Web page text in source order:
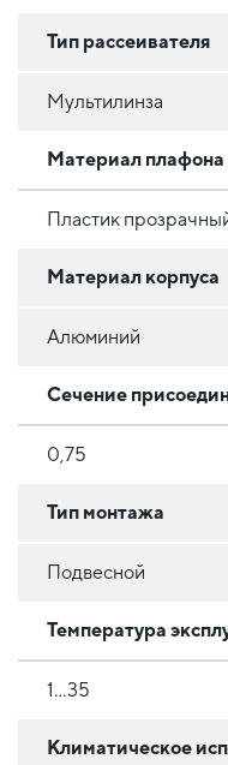
Тип рассеивателя
Мультилинза
Материал плафона
Пластик
Материал корпуса
Алюминий
Сечение
0,75
Тип монтажа
Подвесной
Температура
1…35
Климатическое